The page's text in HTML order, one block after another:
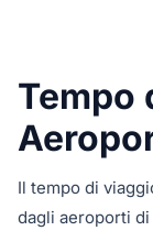
Tempo
Il tempo di
dagli aeroporti di